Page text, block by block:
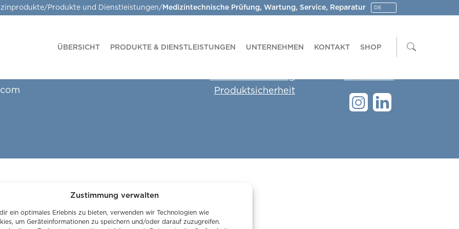
Zustimmung verwalten
ein optimales Erlebnis zu bieten, verwenden wir Technologien wie
um Geräteinformationen zu speichern und/oder darauf zuzugreifen.
/ Produkte und Dienstleistungen/ Medizintechnische Prüfung, Wartung, Service, Reparatur
ÜBERSICHT PRODUKTE & DIENSTLEISTUNGEN UNTERNEHMEN KONTAKT SHOP
Code of Conduct
Produktsicherheit
Hinweisgeber